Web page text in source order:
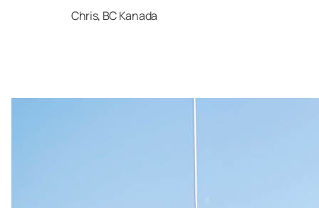
Chris, BC Kanada